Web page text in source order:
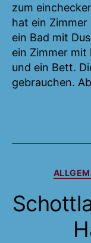
zum
hat ein
ein Bad mit
ein Zimmer mit
und ein Bett.
gebrauchen.